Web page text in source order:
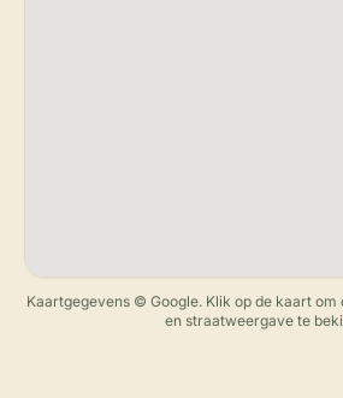
Kaartgegevens © Google. Klik op de kaart om
en straatweergave te